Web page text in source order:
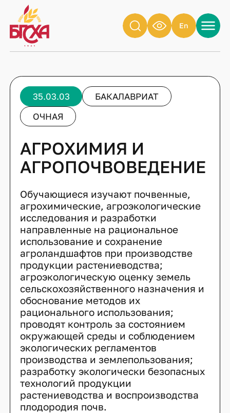
En
35.03.03
БАКАЛАВРИАТ
ОЧНАЯ
АГРОХИМИЯ И
АГРОПОЧВОВЕДЕНИЕ
Обучающиеся изучают почвенные,
агрохимические, агроэкологические
исследования и разработки
направленные на рациональное
использование и сохранение
агроландшафтов при производстве
продукции растениеводства;
агроэкологическую оценку земель
сельскохозяйственного назначения и
обоснование методов их
рационального использования;
проводят контроль за состоянием
окружающей среды и соблюдением
экологических регламентов
производства и землепользования;
разработку экологически безопасных
технологий продукции
растениеводства и воспроизводства
плодородия почв.